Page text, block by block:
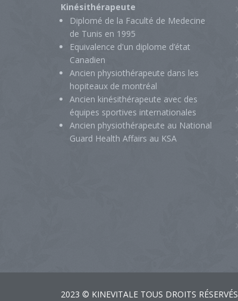
Kinésithérapeute
Diplomé de la Faculté de Medecine
de Tunis en 1995
Equivalence d'un diplome d’état
Canadien
Ancien physiothérapeute dans les
hopiteaux de montréal
Ancien kinésithérapeute avec des
équipes sportives internationales
Ancien physiothérapeute au National
Guard Health Affairs au KSA
2023 © KINEVITALE TOUS DROITS RÉSERVÉS